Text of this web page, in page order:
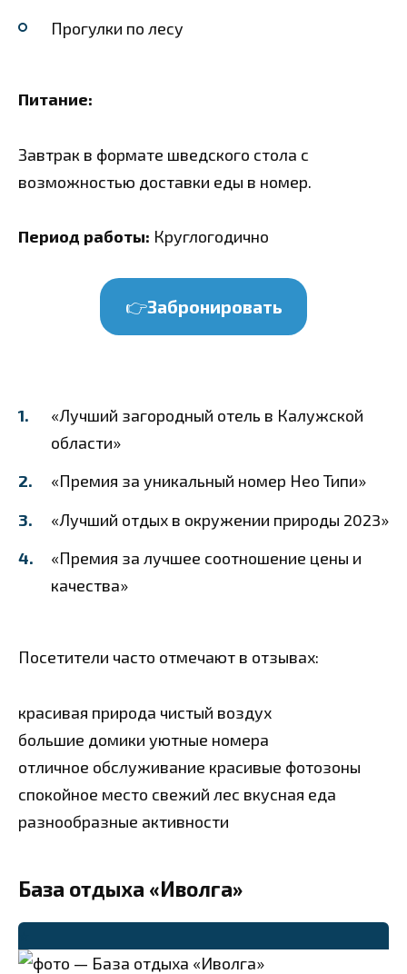
Прогулки по лесу
Питание:
Завтрак в формате шведского стола с
возможностью доставки еды в номер.
Период работы: Круглогодично
👉Забронировать
«Лучший загородный отель в Калужской
области»
«Премия за уникальный номер Нео Типи»
«Лучший отдых в окружении природы 2023»
«Премия за лучшее соотношение цены и
качества»
Посетители часто отмечают в отзывах:
красивая природа чистый воздух
большие домики уютные номера
отличное обслуживание красивые фотозоны
спокойное место свежий лес вкусная еда
разнообразные активности
База отдыха «Иволга»